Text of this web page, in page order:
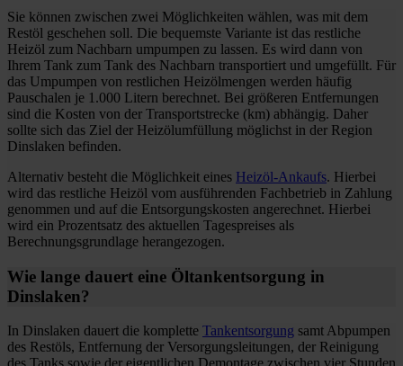
Sie können zwischen zwei Möglichkeiten wählen, was mit dem
Restöl geschehen soll. Die bequemste Variante ist das restliche
Heizöl zum Nachbarn umpumpen zu lassen. Es wird dann von
Ihrem Tank zum Tank des Nachbarn transportiert und umgefüllt. Für
das Umpumpen von restlichen Heizölmengen werden häufig
Pauschalen je 1.000 Litern berechnet. Bei größeren Entfernungen
sind die Kosten von der Transportstrecke (km) abhängig. Daher
sollte sich das Ziel der Heizölumfüllung möglichst in der Region
Dinslaken befinden.
Alternativ besteht die Möglichkeit eines Heizöl-Ankaufs. Hierbei
wird das restliche Heizöl vom ausführenden Fachbetrieb in Zahlung
genommen und auf die Entsorgungskosten angerechnet. Hierbei
wird ein Prozentsatz des aktuellen Tagespreises als
Berechnungsgrundlage herangezogen.
Wie lange dauert eine Öltankentsorgung in
Dinslaken?
In Dinslaken dauert die komplette Tankentsorgung samt Abpumpen
des Restöls, Entfernung der Versorgungsleitungen, der Reinigung